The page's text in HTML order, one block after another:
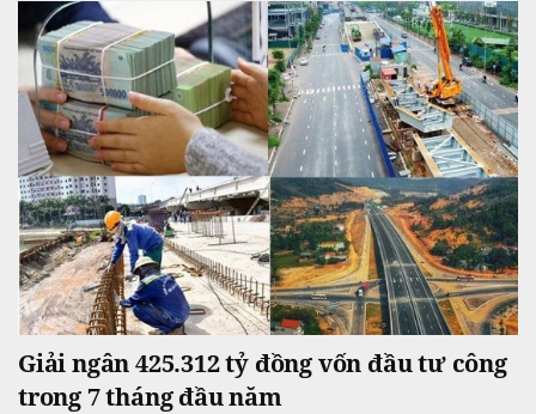
Giải ngân 425.312 tỷ đồng vốn đầu tư công
trong 7 tháng đầu năm